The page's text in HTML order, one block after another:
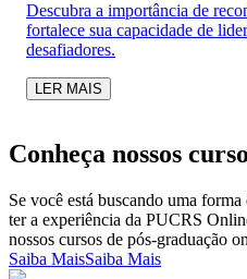
Descubra a importância de
fortalece sua capacidade de
desafiadores.
LER MAIS
Conheça nossos
Se você está buscando uma
ter a experiência da PUCRS
nossos cursos de pós-graduação
Saiba MaisSaiba Mais